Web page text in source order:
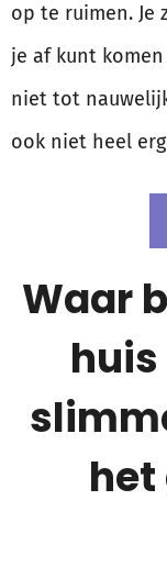
op te ruimen.
je af kunt
niet tot
ook niet heel
Waar
het